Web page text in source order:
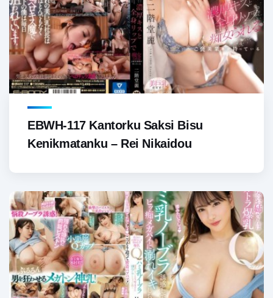
EBWH-117 Kantorku Saksi Bisu
Kenikmatanku – Rei Nikaidou